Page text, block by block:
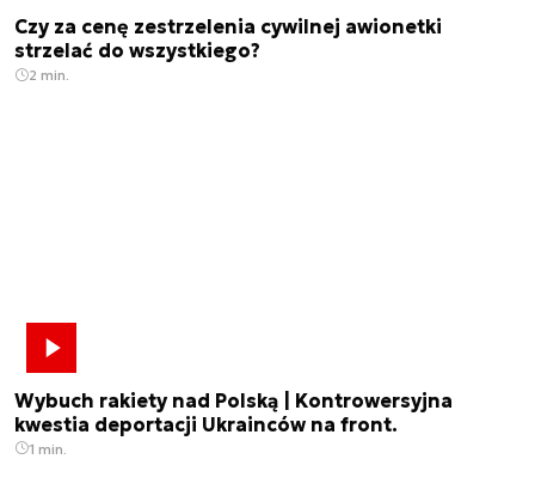
Czy za cenę zestrzelenia cywilnej awionetki
strzelać do wszystkiego?
2 min.
Wybuch rakiety nad Polską | Kontrowersyjna
kwestia deportacji Ukrainców na front.
1 min.